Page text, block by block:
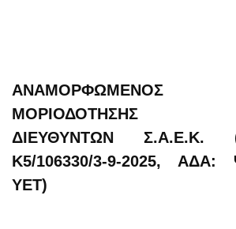
ΑΝΑΜΟΡΦΩΜΈΝΟΣ
ΜΟΡΙΟΔΌΤΗΣΗΣ
ΔΙΕΥΘΥΝΤΏΝ Σ.Α.Ε.Κ.
Κ5/106330/3-9-2025, ΑΔΑ:
ΥΕΤ)